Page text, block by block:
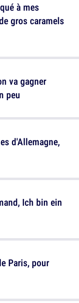
va gagner
peu
Ich bin ein
à mes
gros caramels
d'Allemagne,
Paris, pour